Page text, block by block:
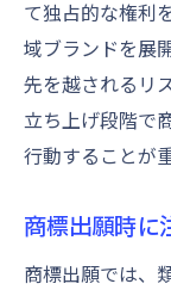
て独占的な権利
域ブランドを展
先を越されるリ
立ち上げ段階で
行動することが
商標出願時に
商標出願では、